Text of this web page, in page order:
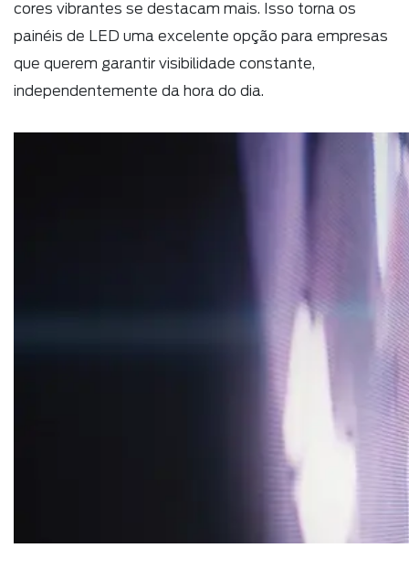
cores vibrantes se destacam mais. Isso torna os
painéis de LED uma excelente opção para empresas
que querem garantir visibilidade constante,
independentemente da hora do dia.